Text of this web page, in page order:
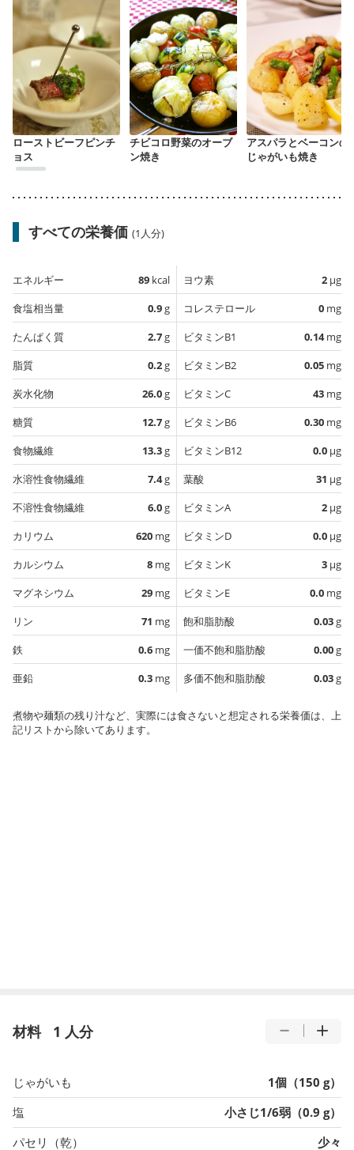
ローストビーフピンチ
ョス
チビコロ野菜のオーブ
ン焼き
アスパラとベーコンの
じゃがいも焼き
すべての栄養価 (1人分)
エネルギー 89 kcal
食塩相当量
0.9g
たんぱく質
2.7g
脂質
0.2g
炭水化物
26.0g
糖質
12.7g
食物繊維
13.3g
水溶性食物繊維
7.4g
不溶性食物繊維
6.0g
カリウム
620 mg
カルシウム
8 mg
マグネシウム
29 mg
リン
71 mg
鉄
0.6 mg
亜鉛
0.3 mg
ヨウ素 2 µg
コレステロール
0 mg
ビタミンB1
0.14mg
ビタミンB2
0.05 mg
ビタミンC
43 mg
ビタミンB6
0.30 mg
ビタミンB12
0.0 µg
葉酸
31 µg
ビタミンA
2 µg
ビタミンD
0.0 µg
ビタミンK
3 µg
ビタミンE
0.0 mg
飽和脂肪酸
0.03g
一価不飽和脂肪酸
0.00g
多価不飽和脂肪酸
0.03g
煮物や麺類の残り汁など、実際には食さないと想定される栄養価は、上
記リストから除いてあります。
材料 1 人分
じゃがいも
1個（150 g）
塩
小さじ1/6弱（0.9 g）
パセリ（乾）
少々